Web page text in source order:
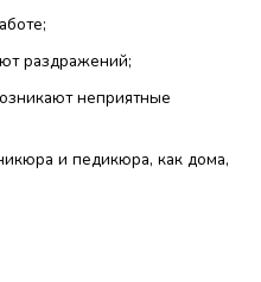
раздражений;
неприятные
и педикюра, как дома,